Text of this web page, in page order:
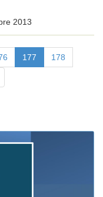
2013
177 178